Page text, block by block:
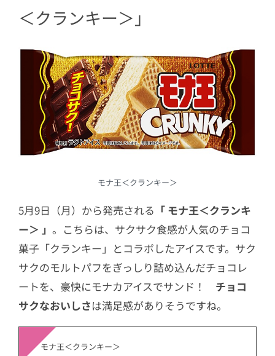
＜クランキー＞」
モナ王＜クランキー＞
5月9日（月）から発売される 「 モナ王＜クランキ
ー＞ 」 。こちらは、サクサク食感が人気のチョコ
菓子「クランキー」とコラボしたアイスです。サク
サクのモルトパフをぎっしり詰め込んだチョコレ
ートを、豪快にモナカアイスでサンド！ チョコ
サクなおいしさは満足感がありそうですね。
モナ王＜クランキー＞